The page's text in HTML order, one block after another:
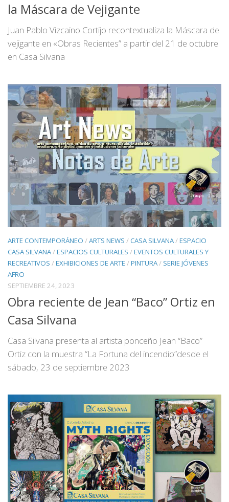
la Máscara de Vejigante
Juan Pablo Vizcaino Cortijo recontextualiza la Máscara de
vejigante en «Obras Recientes” a partir del 21 de octubre
en Casa Silvana
ARTE CONTEMPORÁNEO /ARTS NEWS /CASA SILVANA/ESPACIO
CASA SILVANA/ESPACIOS CULTURALES /EVENTOS CULTURALES Y
RECREATIVOS /EXHIBICIONES DE ARTE /PINTURA/ SERIE JÓVENES
AFRO
SEPTIEMBRE 24, 2023
Obra reciente de Jean “Baco” Ortiz en
Casa Silvana
Casa Silvana presenta al artista ponceño Jean “Baco”
Ortiz con la muestra “La Fortuna del incendio”desde el
sábado, 23 de septiembre 2023